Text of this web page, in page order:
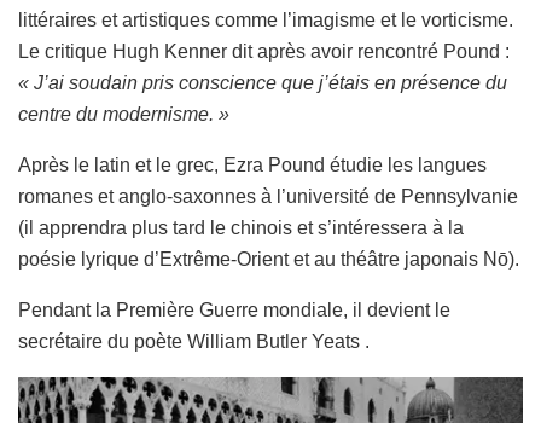
littéraires et artistiques comme l’imagisme et le vorticisme.
Le critique Hugh Kenner dit après avoir rencontré Pound :
« J’ai soudain pris conscience que j’étais en présence du
centre du modernisme. »
Après le latin et le grec, Ezra Pound étudie les langues
romanes et anglo-saxonnes à l’université de Pennsylvanie
(il apprendra plus tard le chinois et s’intéressera à la
poésie lyrique d’Extrême-Orient et au théâtre japonais Nō).
Pendant la Première Guerre mondiale, il devient le
secrétaire du poète William Butler Yeats .